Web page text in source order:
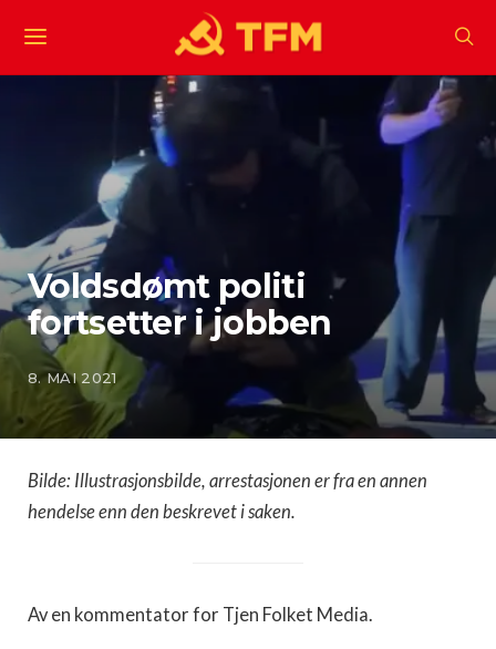
Voldsdømt politi
fortsetter i jobben
8. MAI 2021
Bilde: Illustrasjonsbilde, arrestasjonen er fra en annen
hendelse enn den beskrevet i saken.
Av en kommentator for Tjen Folket Media.